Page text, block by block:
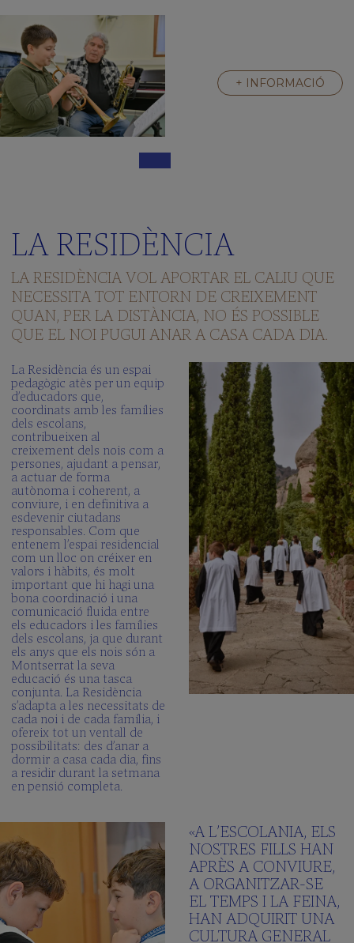
+ INFORMACIÓ
LA RESIDÈNCIA
LA RESIDÈNCIA VOL APORTAR EL CALIU QUE
NECESSITA TOT ENTORN DE CREIXEMENT
QUAN, PER LA DISTÀNCIA, NO ÉS POSSIBLE
QUE EL NOI PUGUI ANAR A CASA CADA DIA.
La Residència és un espai
pedagògic atès per un equip
d’educadors que,
coordinats amb les famílies
dels escolans,
contribueixen al
creixement dels nois com a
persones, ajudant a pensar,
a actuar de forma
autònoma i coherent, a
conviure, i en definitiva a
esdevenir ciutadans
responsables. Com que
entenem l’espai residencial
com un lloc on créixer en
valors i hàbits, és molt
important que hi hagi una
bona coordinació i una
comunicació fluida entre
els educadors i les famílies
dels escolans, ja que durant
els anys que els nois són a
Montserrat la seva
educació és una tasca
conjunta. La Residència
s’adapta a les necessitats de
cada noi i de cada família, i
ofereix tot un ventall de
possibilitats: des d’anar a
dormir a casa cada dia, fins
a residir durant la setmana
en pensió completa.
«A L’ESCOLANIA, ELS
NOSTRES FILLS HAN
APRÈS A CONVIURE,
A ORGANITZAR-SE
EL TEMPS I LA FEINA,
HAN ADQUIRIT UNA
CULTURA GENERAL